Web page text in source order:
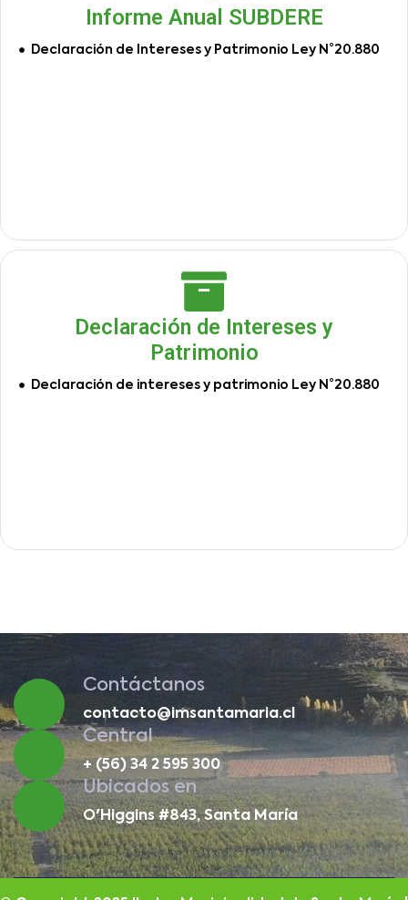
Informe Anual SUBDERE
Declaración de Intereses y Patrimonio Ley N°20.880
Declaración de Intereses y
Patrimonio
Declaración de intereses y patrimonio Ley N°20.880
Contáctanos
contacto@imsantamaria.cl
Central
+ (56) 34 2 595 300
Ubicados en
O'Higgins #843, Santa María